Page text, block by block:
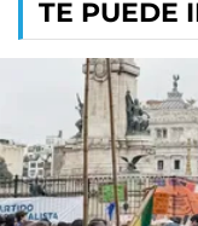
TE PUEDE